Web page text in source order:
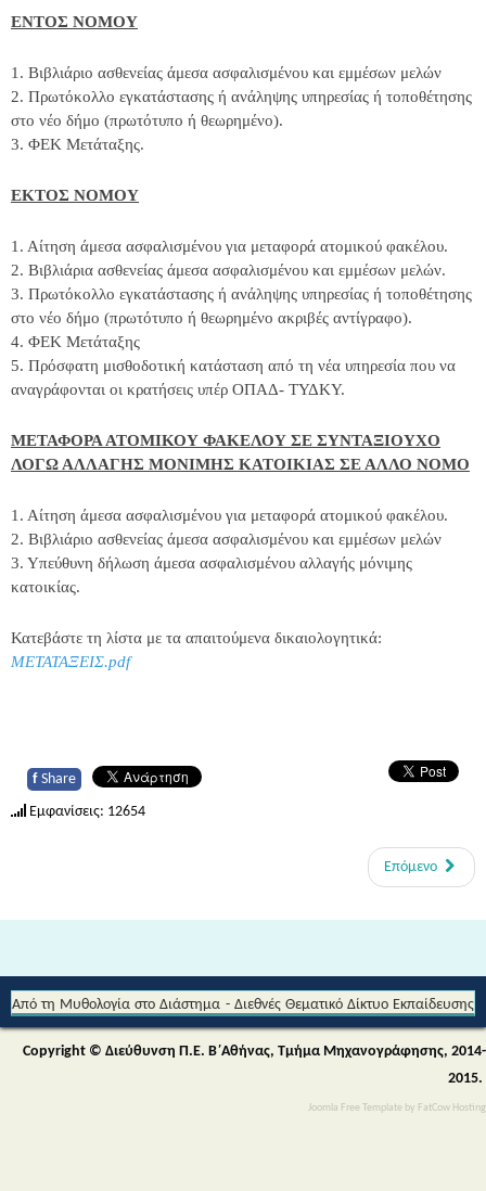
Joomla Free Template by FatCow Hosting
ΕΝΤΟΣ ΝΟΜΟΥ
1. Βιβλιάριο ασθενείας άμεσα ασφαλισμένου και εμμέσων μελών
2. Πρωτόκολλο εγκατάστασης ή ανάληψης υπηρεσίας ή τοποθέτησης
στο νέο δήμο (πρωτότυπο ή θεωρημένο).
3. ΦΕΚ Μετάταξης.
ΕΚΤΟΣ ΝΟΜΟΥ
1. Αίτηση άμεσα ασφαλισμένου για μεταφορά ατομικού φακέλου.
2. Βιβλιάρια ασθενείας άμεσα ασφαλισμένου και εμμέσων μελών.
3. Πρωτόκολλο εγκατάστασης ή ανάληψης υπηρεσίας ή τοποθέτησης
στο νέο δήμο (πρωτότυπο ή θεωρημένο ακριβές αντίγραφο).
4. ΦΕΚ Μετάταξης
5. Πρόσφατη μισθοδοτική κατάσταση από τη νέα υπηρεσία που να
αναγράφονται οι κρατήσεις υπέρ ΟΠΑΔ- ΤΥΔΚΥ.
ΜΕΤΑΦΟΡΑ ΑΤΟΜΙΚΟΥ ΦΑΚΕΛΟΥ ΣΕ ΣΥΝΤΑΞΙΟΥΧΟ
ΛΟΓΩ ΑΛΛΑΓΗΣ ΜΟΝΙΜΗΣ ΚΑΤΟΙΚΙΑΣ ΣΕ ΑΛΛΟ ΝΟΜΟ
1. Αίτηση άμεσα ασφαλισμένου για μεταφορά ατομικού φακέλου.
2. Βιβλιάριο ασθενείας άμεσα ασφαλισμένου και εμμέσων μελών
3. Υπεύθυνη δήλωση άμεσα ασφαλισμένου αλλαγής μόνιμης
κατοικίας.
Κατεβάστε τη λίστα με τα απαιτούμενα δικαιολογητικά:
ΜΕΤΑΤΑΞΕΙΣ.pdf
f Share
Εμφανίσεις: 12654
Επόμενο
για την Αειφορία (Περιβαλλοντικής & Πολιτιστικής Εκπαίδευσης)
Copyright © Διεύθυνση Π.Ε. Β΄Αθήνας, Τμήμα Μηχανογράφησης, 2014-
2015.